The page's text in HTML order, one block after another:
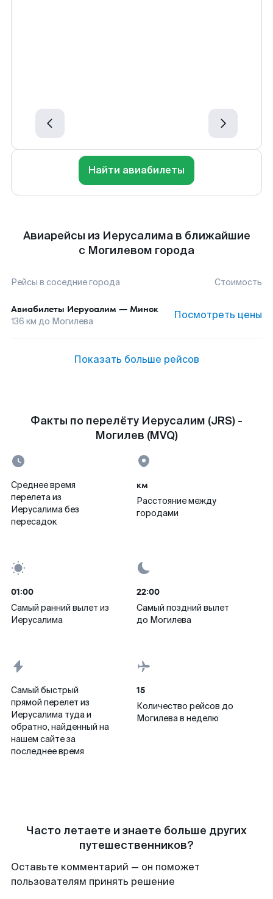
Найти авиабилеты
Авиарейсы из Иерусалима в ближайшие
с Могилевом города
Рейсы в соседние города Стоимость
Авиабилеты Иерусалим — Минск
136 км до Могилева Посмотреть цены
Показать больше рейсов
Факты по перелёту Иерусалим (JRS) -
Могилев (MVQ)
Среднее время
перелета из
Иерусалима без
пересадок
км
Расстояние между
городами
01:00
Самый ранний вылет из
Иерусалима
22:00
Самый поздний вылет
до Могилева
Самый быстрый
прямой перелет из
Иерусалима туда и
обратно, найденный на
нашем сайте за
последнее время
15
Количество рейсов до
Могилева в неделю
Часто летаете и знаете больше других
путешественников?
Оставьте комментарий — он поможет
пользователям принять решение